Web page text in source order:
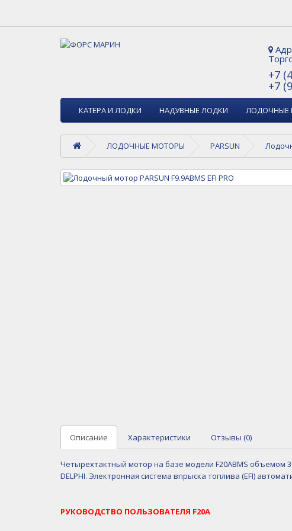
+7
+7
КАТЕРА И ЛОДКИ НАДУВНЫЕ ЛОДКИ ЛОДОЧНЫЕ
ЛОДОЧНЫЕ МОТОРЫ PARSUN
Описание Характеристики Отзывы (0)
Четырехтактный мотор на базе модели F20ABMS объемом
DELPHI. Электронная система впрыска топлива (EFI)
РУКОВОДСТВО ПОЛЬЗОВАТЕЛЯ F20A